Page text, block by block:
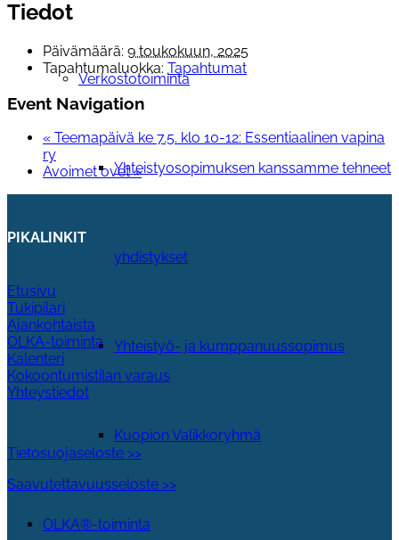
Verkostotoiminta
Yhteistyosopimuksen kanssamme tehneet
yhdistykset
Yhteistyö- ja kumppanuussopimus
Kuopion Valikkoryhmä
OLKA®-toiminta
Tiedot
Päivämäärä: 9 toukokuun, 2025
Tapahtumaluokka: Tapahtumat
Event Navigation
« Teemapäivä ke 7.5. klo 10-12: Essentiaalinen vapina
ry
Avoimet ovet»
PIKALINKIT
Etusivu
Tukipilari
Ajankohtaista
OLKA-toiminta
Kalenteri
Kokoontumistilan varaus
Yhteystiedot
Tietosuojaseloste >>
Saavutettavuusseloste >>